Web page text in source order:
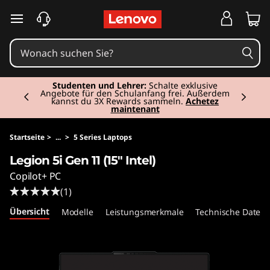
e
g
o
n
5
G
zum Hauptinhalt springen
Studenten und Lehrer: Schalte exklusive
Angebote für den Schulanfang frei. Außerdem
kannst du 3X Rewards sammeln. Achetez
maintenant
Currently displaying item 2 of 3
Startseite > ... > 5 Series Laptops
Legion 5i Gen 11 (15" Intel)
Copilot+ PC
(1)
Übersicht Modelle Leistungsmerkmale Technische Daten